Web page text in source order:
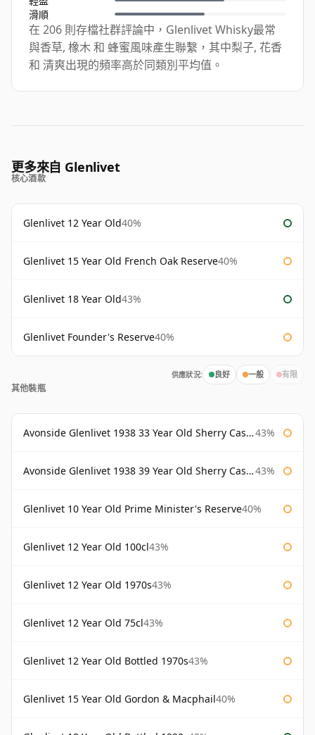
滑順
在 206 則存檔社群評論中，Glenlivet Whisky最常
與香草, 橡木 和 蜂蜜風味產生聯繫，其中梨子, 花香
和 清爽出現的頻率高於同類別平均值。
更多來自 Glenlivet
核心酒款
Glenlivet 12 Year Old40%
Glenlivet 15 Year Old French Oak Reserve40%
Glenlivet 18 Year Old43%
Glenlivet Founder's Reserve40%
供應狀況: 良好 一般 有限
其他裝瓶
Avonside Glenlivet 1938 33 Year Old Sherry Cask Gordon & Macphail 43%
Avonside Glenlivet 1938 39 Year Old Sherry Cask Gordon & Macphail 43%
Glenlivet 10 Year Old Prime Minister's Reserve40%
Glenlivet 12 Year Old 100cl43%
Glenlivet 12 Year Old 1970s43%
Glenlivet 12 Year Old 75cl43%
Glenlivet 12 Year Old Bottled 1970s43%
Glenlivet 15 Year Old Gordon & Macphail40%